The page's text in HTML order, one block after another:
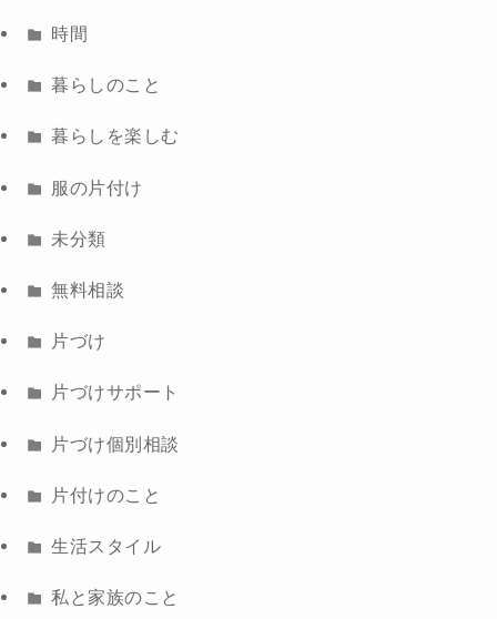
時間
暮らしのこと
暮らしを楽しむ
服の片付け
未分類
無料相談
片づけ
片づけサポート
片づけ個別相談
片付けのこと
生活スタイル
私と家族のこと